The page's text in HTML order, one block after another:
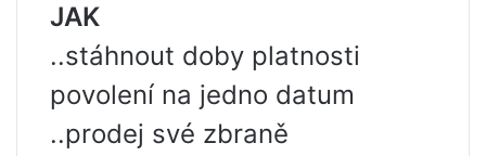
JAK
..stáhnout doby platnosti
povolení na jedno datum
..prodej své zbraně